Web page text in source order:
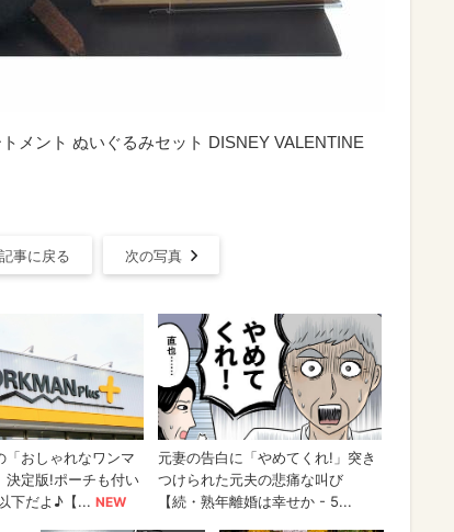
メント ぬいぐるみセット DISNEY VALENTINE
記事に戻る 次の写真